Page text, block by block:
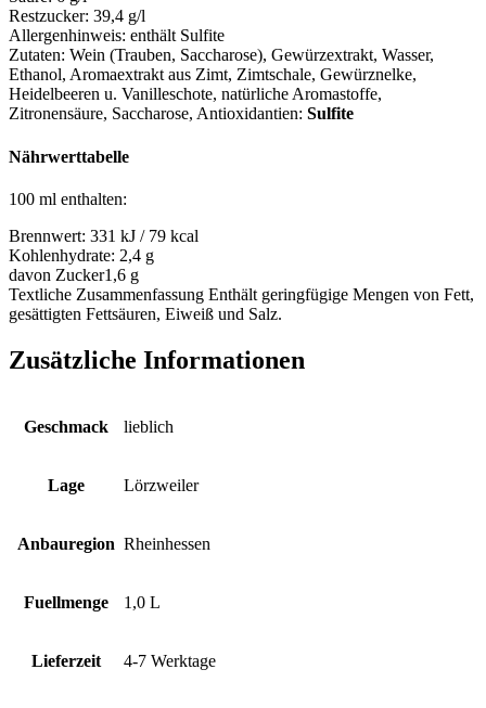
Restzucker: 39,4 g/l
Allergenhinweis: enthält Sulfite
Zutaten: Wein (Trauben, Saccharose), Gewürzextrakt, Wasser,
Ethanol, Aromaextrakt aus Zimt, Zimtschale, Gewürznelke,
Heidelbeeren u. Vanilleschote, natürliche Aromastoffe,
Zitronensäure, Saccharose, Antioxidantien: Sulfite
Nährwerttabelle
100 ml enthalten:
Brennwert: 331 kJ / 79 kcal
Kohlenhydrate: 2,4 g
davon Zucker1,6 g
Textliche Zusammenfassung Enthält geringfügige Mengen von Fett,
gesättigten Fettsäuren, Eiweiß und Salz.
Zusätzliche Informationen
Geschmack lieblich
Lage Lörzweiler
Anbauregion Rheinhessen
Fuellmenge 1,0 L
Lieferzeit 4-7 Werktage